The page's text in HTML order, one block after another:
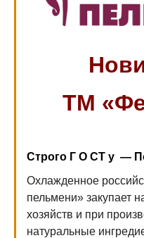
ТМ
Строго Г О СТ у —
Охлажденное
пельмени» закупает
хозяйств и при
натуральные